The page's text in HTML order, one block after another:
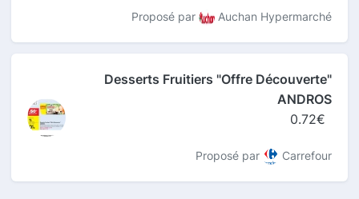
Proposé par Auchan Hypermarché
Desserts Fruitiers "Offre Découverte"
ANDROS
0.72€
Proposé par Carrefour